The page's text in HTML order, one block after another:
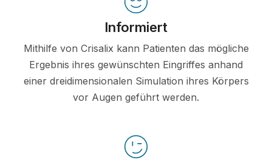
Informiert
Mithilfe von Crisalix kann Patienten das mögliche
Ergebnis ihres gewünschten Eingriffes anhand
einer dreidimensionalen Simulation ihres Körpers
vor Augen geführt werden.